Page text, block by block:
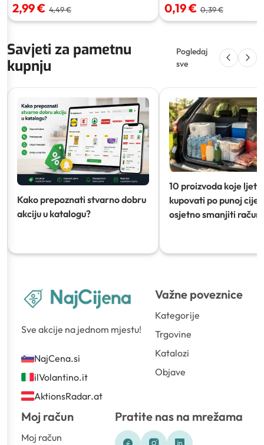
2,99 € 4,49 € 0,19 € 0,39 €
Savjeti za pametnu
kupnju
Pogledaj
sve
Kako prepoznati stvarno dobru
akciju u katalogu?
10 proizvoda koje ljeti
kupovati po punoj
osjetno smanjiti račun)
Sve akcije na jednom mjestu!
NajCena.si
ilVolantino.it
AktionsRadar.at
Važne poveznice
Kategorije
Trgovine
Katalozi
Objave
Moj račun
Moj račun
Pratite nas na mrežama